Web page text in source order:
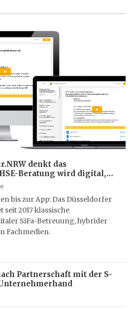
denkt das
Beratung wird digital,
bis zur App: Das Düsseldorfer
2017 klassische
SiFa-Betreuung, hybrider
Fachmedien.
Partnerschaft mit der S-